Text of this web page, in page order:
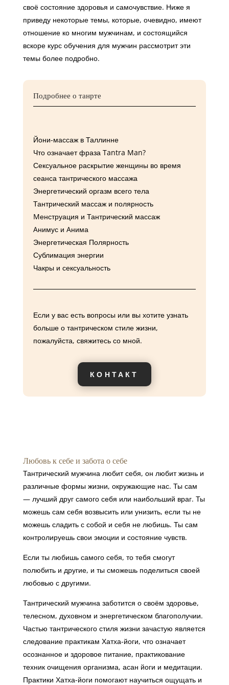
своё состояние здоровья и самочувствие. Ниже я
приведу некоторые темы, которые, очевидно, имеют
отношение ко многим мужчинам, и состоящийся
вскоре курс обучения для мужчин рассмотрит эти
темы более подробно.
Подробнее о танрте
Йони-массаж в Таллинне
Что означает фраза Tantra Man?
Сексуальное раскрытие женщины во время
сеанса тантрического массажа
Энергетический оргазм всего тела
Тантрический массаж и полярность
Mенструация и Тантрический массаж
Aнимус и Aнима
Энергетическая Полярность
Сублимация энергии
Чакры и сексуальность
Если у вас есть вопросы или вы хотите узнать
больше о тантрическом стиле жизни,
пожалуйста, свяжитесь со мной.
КОНТАКТ
Любовь к себе и забота о себе
Тантрический мужчина любит себя, он любит жизнь и
различные формы жизни, окружающие нас. Ты сам
— лучший друг самого себя или наибольший враг. Ты
можешь сам себя возвысить или унизить, если ты не
можешь сладить с собой и себя не любишь. Ты сам
контролируешь свои эмоции и состояние чувств.
Если ты любишь самого себя, то тебя смогут
полюбить и другие, и ты сможешь поделиться своей
любовью с другими.
Тантрический мужчина заботится о своём здоровье,
телесном, духовном и энергетическом благополучии.
Частью тантрического стиля жизни зачастую является
следование практикам Хатха-йоги, что означает
осознанное и здоровое питание, практикование
техник очищения организма, асан йоги и медитации.
Практики Хатха-йоги помогают научиться ощущать и